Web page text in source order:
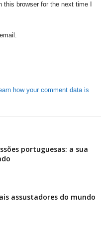
browser for the next time I
how your comment data is
portuguesas: a sua
assustadores do mundo